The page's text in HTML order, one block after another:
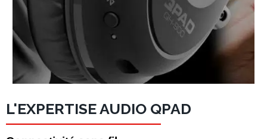
L'EXPERTISE AUDIO QPAD